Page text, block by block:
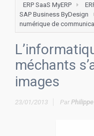
ERP SaaS MyERP
SAP Business ByDesign
numérique de
méchants
images
23/01/2013 Par